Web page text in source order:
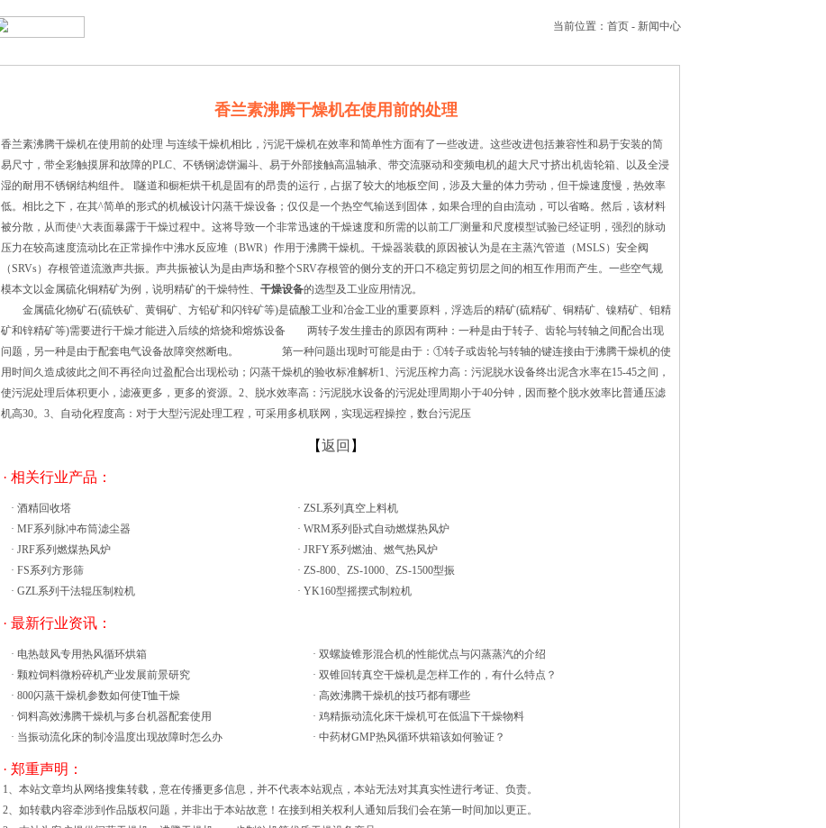
当前位置： 首页- 新闻中心
香兰素沸腾干燥机在使用前的处理
香兰素沸腾干燥机在使用前的处理 与连续干燥机相比，污泥干燥机在效率和简单性方面有了一些改进。这些改进包括兼容性和易于安装的简
易尺寸，带全彩触摸屏和故障的PLC、不锈钢滤饼漏斗、易于外部接触高温轴承、带交流驱动和变频电机的超大尺寸挤出机齿轮箱、以及全浸
湿的耐用不锈钢结构组件。 l隧道和橱柜烘干机是固有的昂贵的运行，占据了较大的地板空间，涉及大量的体力劳动，但干燥速度慢，热效率
低。相比之下，在其^简单的形式的机械设计闪蒸干燥设备；仅仅是一个热空气输送到固体，如果合理的自由流动，可以省略。然后，该材料
被分散，从而使^大表面暴露于干燥过程中。这将导致一个非常迅速的干燥速度和所需的以前工厂测量和尺度模型试验已经证明，强烈的脉动
压力在较高速度流动比在正常操作中沸水反应堆（BWR）作用于沸腾干燥机。干燥器装载的原因被认为是在主蒸汽管道（MSLS）安全阀
（SRVs）存根管道流激声共振。声共振被认为是由声场和整个SRV存根管的侧分支的开口不稳定剪切层之间的相互作用而产生。一些空气规
模本文以金属硫化铜精矿为例，说明精矿的干燥特性、 干燥设备的选型及工业应用情况。
金属硫化物矿石(硫铁矿、黄铜矿、方铅矿和闪锌矿等)是硫酸工业和冶金工业的重要原料，浮选后的精矿(硫精矿、铜精矿、镍精矿、钼精
矿和锌精矿等)需要进行干燥才能进入后续的焙烧和熔炼设备 两转子发生撞击的原因有两种：一种是由于转子、齿轮与转轴之间配合出现
问题，另一种是由于配套电气设备故障突然断电。 第一种问题出现时可能是由于：①转子或齿轮与转轴的键连接由于沸腾干燥机的使
用时间久造成彼此之间不再径向过盈配合出现松动；闪蒸干燥机的验收标准解析1、污泥压榨力高：污泥脱水设备终出泥含水率在15-45之间，
使污泥处理后体积更小，滤液更多，更多的资源。2、脱水效率高：污泥脱水设备的污泥处理周期小于40分钟，因而整个脱水效率比普通压滤
机高30。3、自动化程度高：对于大型污泥处理工程，可采用多机联网，实现远程操控，数台污泥压
【返回 】
· 相关行业产品：
· 酒精回收塔 · ZSL系列真空上料机
· MF系列脉冲布筒滤尘器 · WRM系列卧式自动燃煤热风炉
· JRF系列燃煤热风炉 · JRFY系列燃油、燃气热风炉
· FS系列方形筛 · ZS-800、ZS-1000、ZS-1500型振
· GZL系列干法辊压制粒机 · YK160型摇摆式制粒机
· 最新行业资讯：
· 电热鼓风专用热风循环烘箱 · 双螺旋锥形混合机的性能优点与闪蒸蒸汽的介绍
· 颗粒饲料微粉碎机产业发展前景研究 · 双锥回转真空干燥机是怎样工作的，有什么特点？
· 800闪蒸干燥机参数如何使T恤干燥 · 高效沸腾干燥机的技巧都有哪些
· 饲料高效沸腾干燥机与多台机器配套使用 · 鸡精振动流化床干燥机可在低温下干燥物料
· 当振动流化床的制冷温度出现故障时怎么办 · 中药材GMP热风循环烘箱该如何验证？
· 郑重声明：
1、本站文章均从网络搜集转载，意在传播更多信息，并不代表本站观点，本站无法对其真实性进行考证、负责。
2、如转载内容牵涉到作品版权问题，并非出于本站故意！在接到相关权利人通知后我们会在第一时间加以更正。